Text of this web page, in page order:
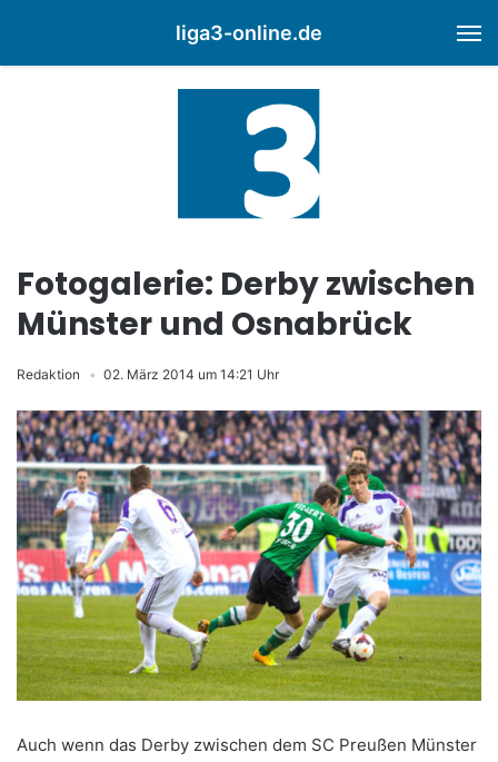
liga3-online.de
Fotogalerie: Derby zwischen
Münster und Osnabrück
Redaktion 02. März 2014 um 14:21 Uhr
Auch wenn das Derby zwischen dem SC Preußen Münster